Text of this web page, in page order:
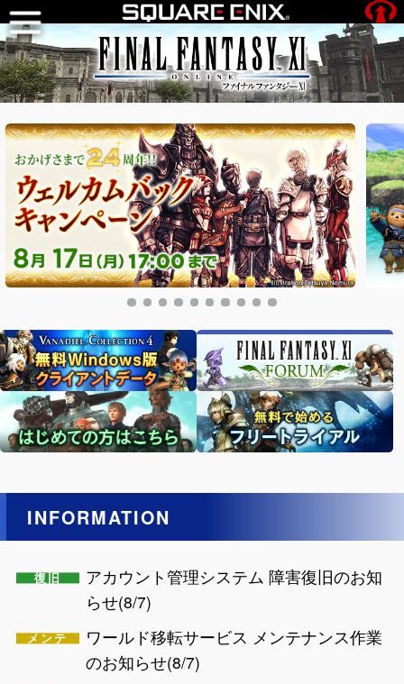
INFORMATION
アカウント管理システム 障害復旧のお知
らせ(8/7)
ワールド移転サービス メンテナンス作業
のお知らせ(8/7)